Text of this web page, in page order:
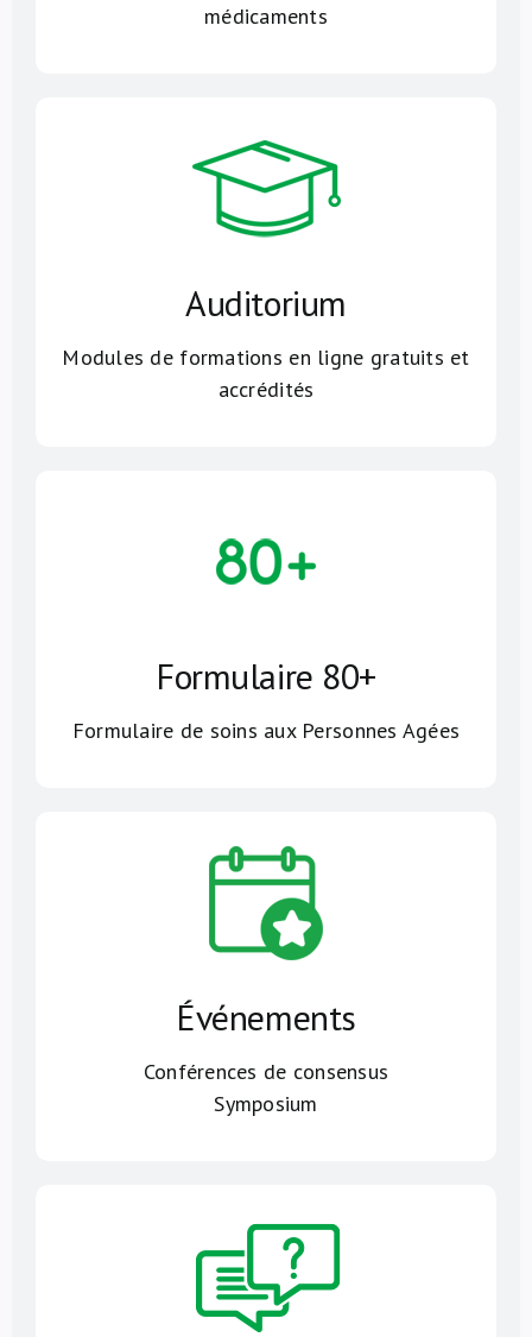
médicaments
Auditorium
Modules de formations en ligne gratuits et
accrédités
Formulaire 80+
Formulaire de soins aux Personnes Agées
Événements
Conférences de consensus
Symposium